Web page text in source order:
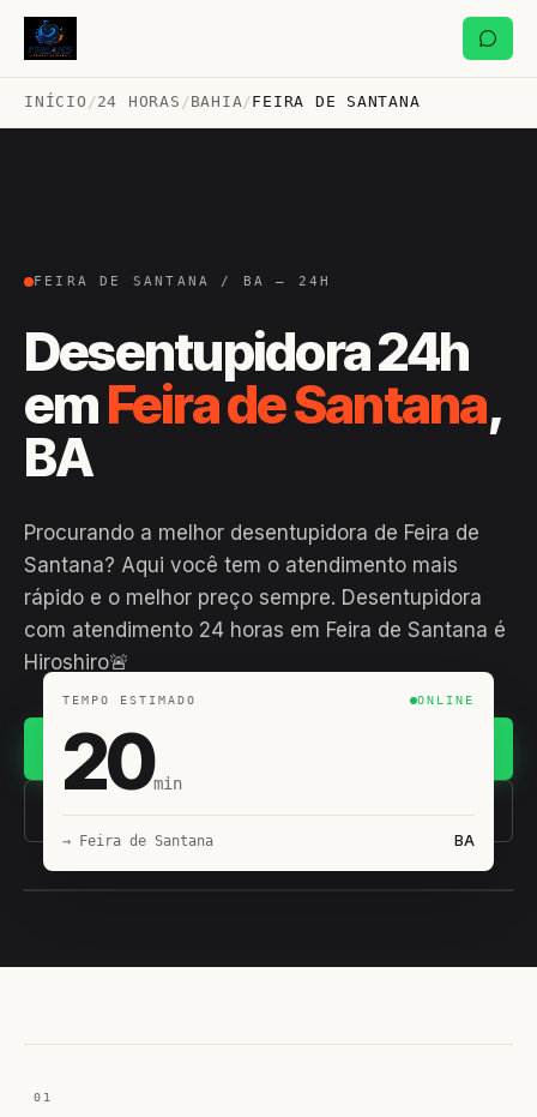
INÍCIO /24 HORAS /BAHIA/FEIRA DE SANTANA
FEIRA DE SANTANA / BA — 24H
Desentupidora 24h
emFeira de Santana,
BA
Procurando a melhor desentupidora de Feira de
Santana? Aqui você tem o atendimento mais
rápido e o melhor preço sempre. Desentupidora
com atendimento 24 horas em Feira de Santana é
Hiroshiro🚨
(11) 93407-8838
TEMPO ESTIMADO ONLINE
20min
→ Feira de Santana BA
01